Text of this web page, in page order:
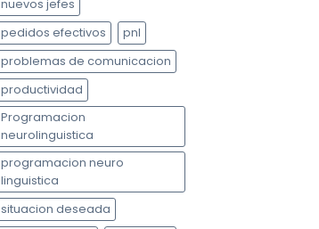
nuevos jefes
pedidos efectivos
pnl
problemas de comunicacion
productividad
Programacion
neurolinguistica
programacion neuro
linguistica
situacion deseada